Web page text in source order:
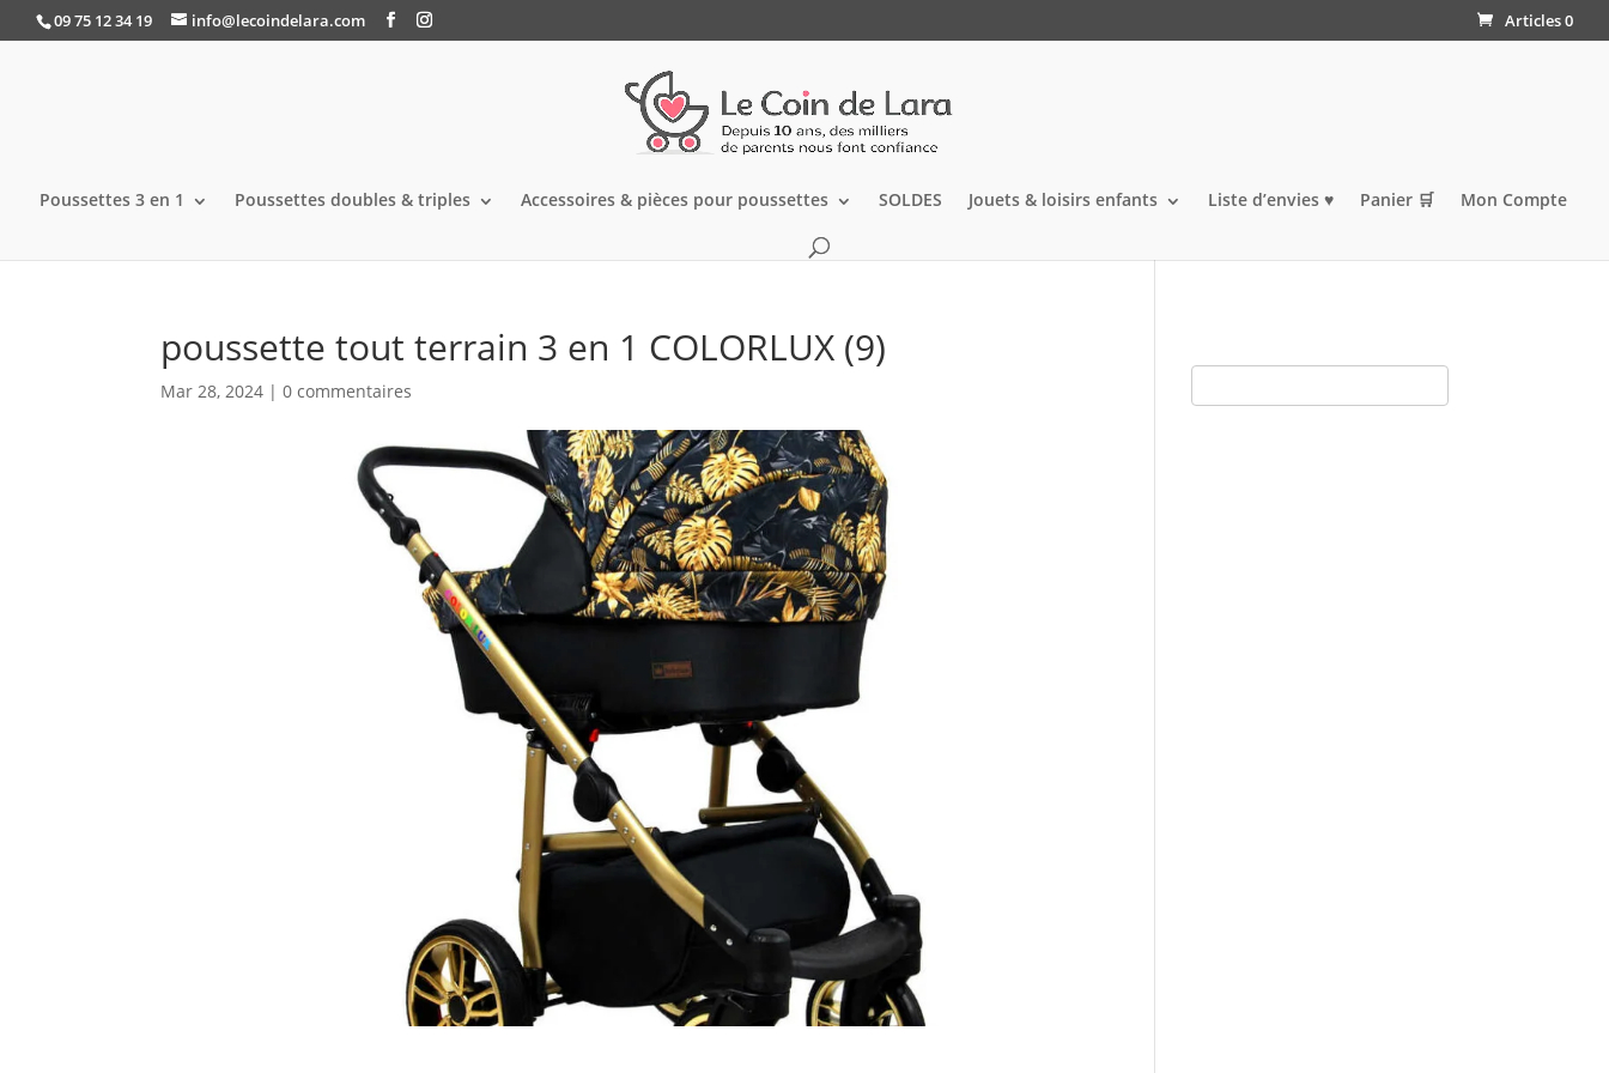
09 75 12 34 19 info@lecoindelara.com Articles 0
Poussettes 3 en 1 Poussettes doubles & triples Accessoires & pièces pour poussettes SOLDES Jouets & loisirs enfants Liste d’envies ♥️ Panier 🛒 Mon Compte
poussette tout terrain 3 en 1 COLORLUX (9)
Mar 28, 2024 |0 commentaires